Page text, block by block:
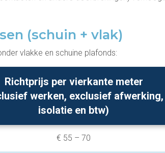
(schuin + vlak)
vlakke en schuine plafonds:
Richtprijs per vierkante meter
werken, exclusief afwerking,
isolatie en btw)
€ 55 – 70